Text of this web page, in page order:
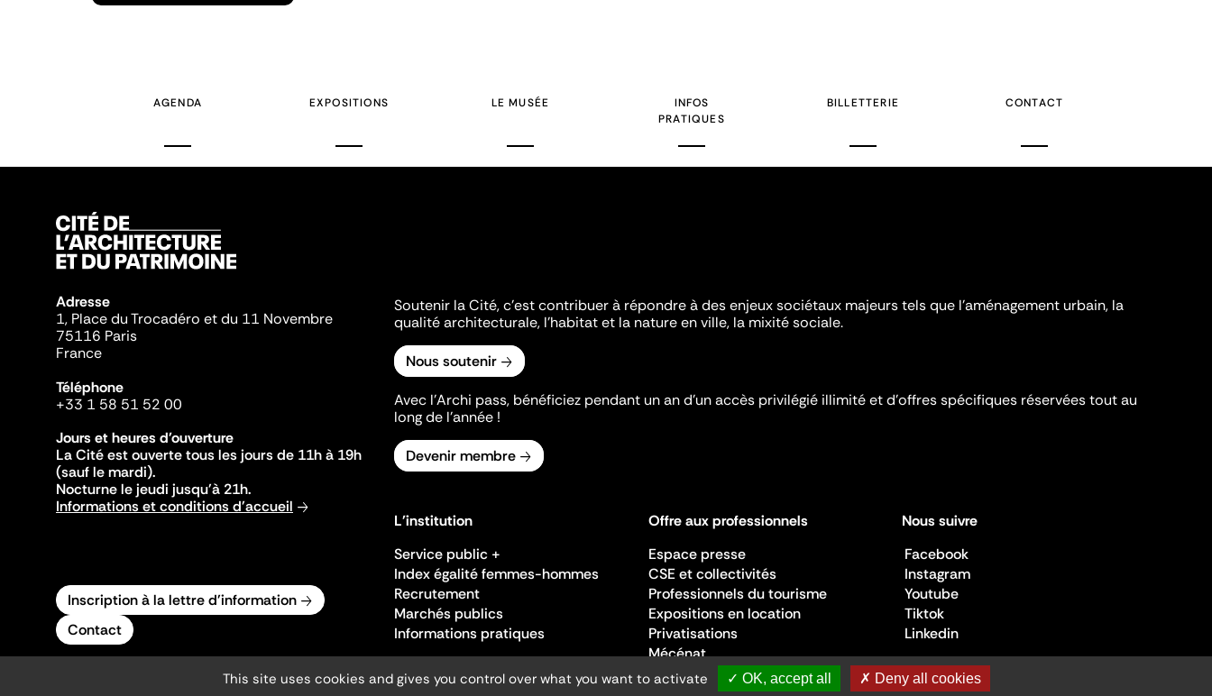
AGENDA EXPOSITIONS LE MUSÉE
INFOS
PRATIQUES
BILLETTERIE CONTACT
Adresse
1, Place du Trocadéro et du 11 Novembre
75116 Paris
France
Téléphone
+33 1 58 51 52 00
Jours et heures d'ouverture
La Cité est ouverte tous les jours de 11h à 19h
(sauf le mardi).
Nocturne le jeudi jusqu'à 21h.
Informations et conditions d'accueil
Inscription à la lettre d'information
Contact
Soutenir la Cité, c'est contribuer à répondre à des enjeux sociétaux majeurs tels que l'aménagement urbain, la
qualité architecturale, l'habitat et la nature en ville, la mixité sociale.
Nous soutenir
Avec l’Archi pass, bénéficiez pendant un an d’un accès privilégié illimité et d’offres spécifiques réservées tout au
long de l’année !
Devenir membre
L'institution
Service public +
Index égalité femmes-hommes
Recrutement
Marchés publics
Informations pratiques
Offre aux professionnels
Espace presse
CSE et collectivités
Professionnels du tourisme
Expositions en location
Privatisations
Mécénat
Nous suivre
Facebook
Instagram
Youtube
Tiktok
Linkedin
This site uses cookies and gives you control over what you want to activate ✓ OK, accept all ✗ Deny all cookies